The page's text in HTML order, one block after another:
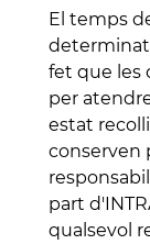
El temps
determinat
fet que les
per
estat
conserven
part
qualsevol